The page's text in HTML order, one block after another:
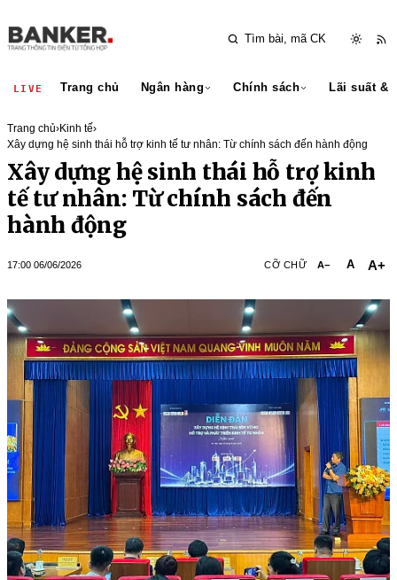
LIVE Trang chủ Ngân hàng Chính sách Lãi suất &
Trang chủ›Kinh tế›
Xây dựng hệ sinh thái hỗ trợ kinh tế tư nhân: Từ chính sách đến hành động
Xây dựng hệ sinh thái hỗ trợ kinh
tế tư nhân: Từ chính sách đến
hành động
17:00 06/06/2026 CỠ CHỮ A− A A+